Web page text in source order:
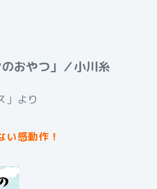
おやつ」／小川糸
」より
い感動作！